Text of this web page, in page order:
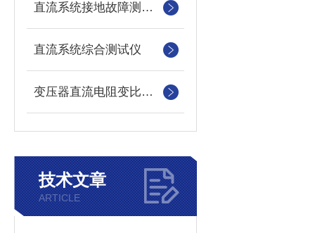
直流系统接地故障测试仪
直流系统综合测试仪
变压器直流电阻变比测试仪
技术文章
ARTICLE